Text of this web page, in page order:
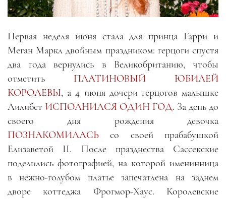
Первая неделя июня стала для принца Гарри и
Меган Маркл двойным праздником: герцоги спустя
два года вернулись в Великобританию, чтобы
отметить ПЛАТИНОВЫЙ ЮБИЛЕЙ
КОРОЛЕВЫ, а 4 июня дочери герцогов малышке
Лилибет ИСПОЛНИЛСЯ ОДИН ГОД. За день до
своего дня рождения девочка
ПОЗНАКОМИЛАСЬ со своей прабабушкой
Елизаветой II. После празднества Сассекские
поделились фотографией, на которой именинница
в нежно-голубом платье запечатлена на заднем
дворе коттеджа Фрогмор-Хаус. Королевские